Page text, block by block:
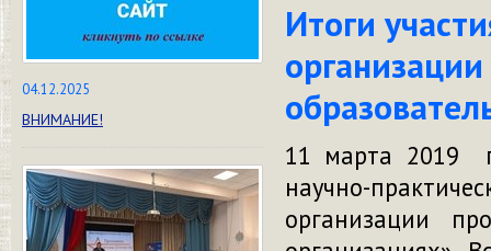
04.12.2025
ВНИМАНИЕ!
Итоги
11 марта 2019
научно-
организации